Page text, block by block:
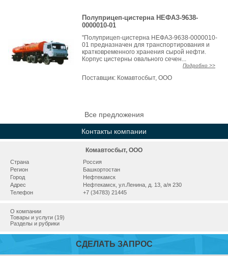
Полуприцеп-цистерна НЕФАЗ-9638-
0000010-01
"Полуприцеп-цистерна НЕФАЗ-9638-0000010-
01 предназначен для транспортирования и
кратковременного хранения сырой нефти.
Корпус цистерны овального сечен...
Подробно >>
Поставщик: Комавтосбыт, ООО
Все предложения
Контакты компании
Комавтосбыт, ООО
Страна
Россия
Регион
Башкортостан
Город
Нефтекамск
Адрес
Нефтекамск, ул.Ленина, д. 13, а/я 230
Телефон
+7 (34783) 21445
О компании
Товары и услуги (19)
Разделы и рубрики
СДЕЛАТЬ ЗАПРОС